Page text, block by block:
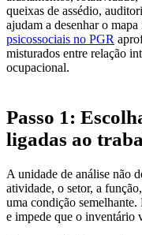
queixas de assédio,
ajudam a desenhar o
psicossociais no PGR
misturados entre relação
ocupacional.
Passo 1:
ligadas ao
A unidade de análise não
atividade, o setor, a
uma condição
e impede que o inventário